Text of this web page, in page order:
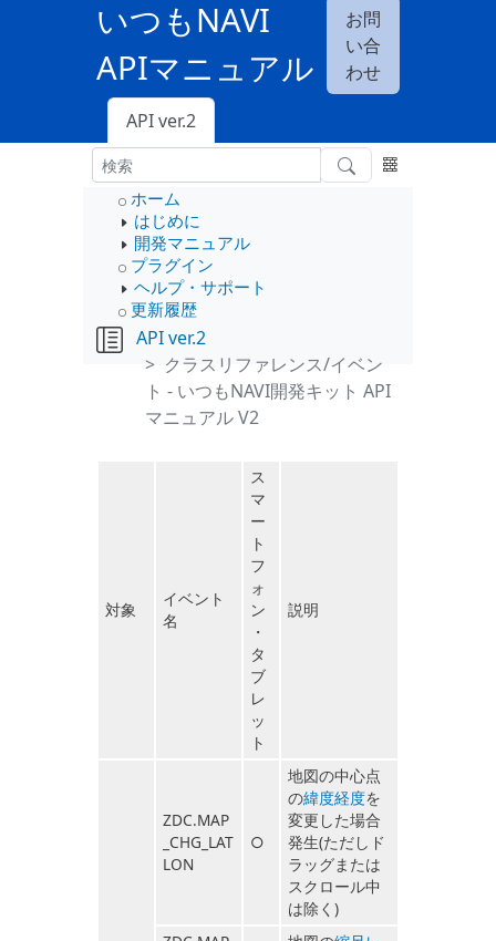
いつもNAVI
APIマニュアル
お問
い合
わせ
API ver.2
ホーム
はじめに
開発マニュアル
プラグイン
ヘルプ・サポート
更新履歴
API ver.2
クラスリファレンス/イベン
ト - いつもNAVI開発キット API
マニュアル V2
対象
イベント
名
ス
マ
ー
ト
フ
ォ
ン
・
タ
ブ
レ
ッ
ト
説明
ZDC.MAP
_CHG_LAT
LON
○
地図の中心点
の緯度経度を
変更した場合
発生(ただしド
ラッグまたは
スクロール中
は除く)